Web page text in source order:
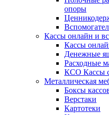
опоры
Кассы онлайн и
Кассы
Денежные
Расходные
КСО Кассы
Металлическая
Боксы
Верстаки
Картотеки